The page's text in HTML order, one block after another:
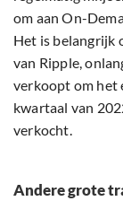
om aan On-
Het is belangrijk
van Ripple,
verkoopt om het
kwartaal van
verkocht.
Andere grote